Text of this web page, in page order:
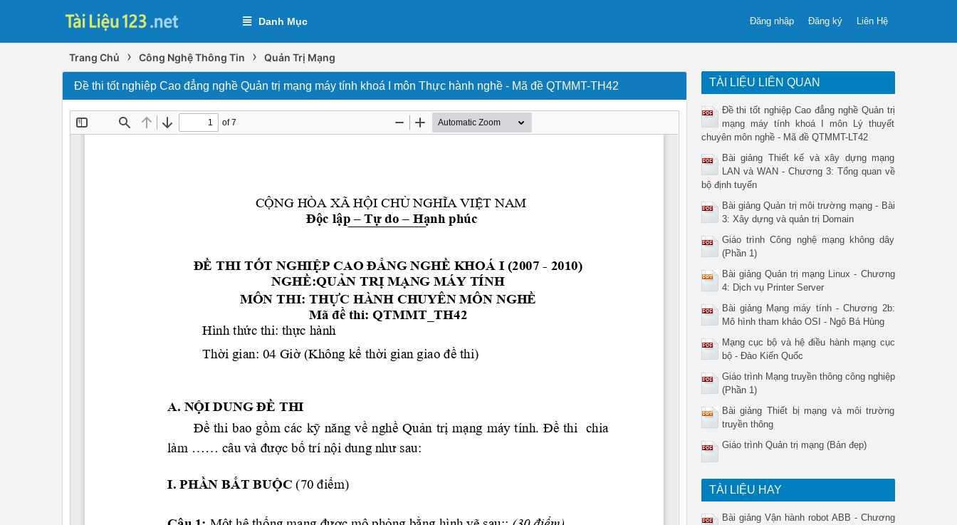
Danh Mục Liên Hệ
Đăng ký
Đăng nhập
Trang Chủ › Công Nghệ Thông Tin › Quản Trị Mạng
Đề thi tốt nghiệp Cao đẳng nghề Quản trị mạng máy tính khoá I môn Thực hành nghề - Mã đề QTMMT-TH42 TÀI LIỆU LIÊN QUAN
Đề thi tốt nghiệp Cao đẳng nghề Quản trị
mạng máy tính khoá I môn Lý thuyết
chuyên môn nghề - Mã đề QTMMT-LT42
Bài giảng Thiết kế và xây dựng mạng
LAN và WAN - Chương 3: Tổng quan về
bộ định tuyến
Bài giảng Quản trị môi trường mạng - Bài
3: Xây dựng và quản trị Domain
Giáo trình Công nghệ mạng không dây
(Phần 1)
Bài giảng Quản trị mạng Linux - Chương
4: Dịch vụ Printer Server
Bài giảng Mạng máy tính - Chương 2b:
Mô hình tham khảo OSI - Ngô Bá Hùng
Mạng cục bộ và hệ điều hành mạng cục
bộ - Đào Kiến Quốc
Giáo trình Mạng truyền thông công nghiệp
(Phần 1)
Bài giảng Thiết bị mạng và môi trường
truyền thông
Giáo trình Quản trị mạng (Bản đẹp)
TÀI LIỆU HAY
Bài giảng Vận hành robot ABB - Chương